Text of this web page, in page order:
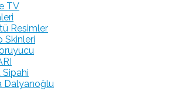
TV
Resimler
Skinleri
Sipahi
Dalyanoğlu